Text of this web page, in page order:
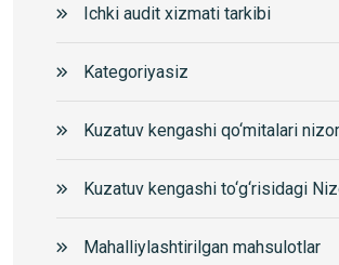
Ichki audit xizmati tarkibi
Kategoriyasiz
Kuzatuv kengashi qo‘mitalari
Kuzatuv kengashi to‘g‘risidagi
Mahalliylashtirilgan mahsulotlar